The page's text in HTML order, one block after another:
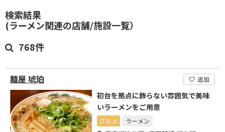
検索結果
(ラーメン関連の店舗/施設一覧）
768件
麺屋 琥珀 追加
初台を拠点に飾らない雰囲気で美味
いラーメンをご用意
グルメ ラーメン